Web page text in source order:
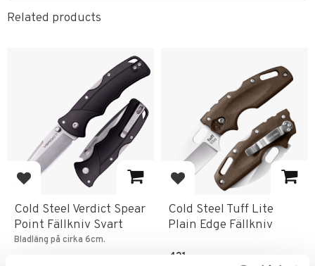
Related products
Add to favorites
Cold Steel Verdict Spear
Point Fällkniv Svart
Bladläng på cirka 6cm.
Add to favorites
Cold Steel Tuff Lite
Plain Edge Fällkniv
431